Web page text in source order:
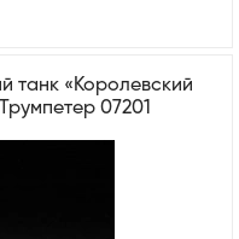
танк «Королевский
07201